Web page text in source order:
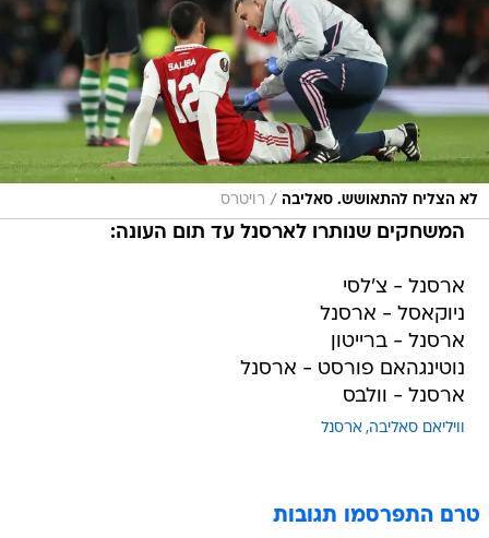
לא הצליח להתאושש. סאליבה / רויטרס
המשחקים שנותרו לארסנל עד תום העונה:
ארסנל - צ'לסי
ניוקאסל - ארסנל
ארסנל - ברייטון
נוטינגהאם פורסט - ארסנל
ארסנל - וולבס
וויליאם סאליבה ארסנל
טרם התפרסמו תגובות